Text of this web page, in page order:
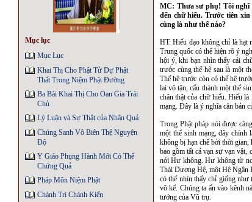
Mục lục
Mục Lục
Khai Thị Cho Phật Tử Dự Phật
Thất Trong Niệm Phật Ðường
Ba Bài Khai Thị Cho Oan Gia Trái
Chủ
Lý Luận và Sự Thật của Nhân Quả
Chúng Sanh Vô Biên Thệ Nguyện
Độ
Y Giáo Phụng Hành Mới Có Thể
Chứng Quả
Pháp Môn Niệm Phật
Chánh Tri Chánh Kiến
MC: Thưa sư phụ! Tôi nghĩ
đến chữ hiếu. Trước tiên
cùng là như thế nào?
HT: Hiếu đạo không chỉ là hạt
Trung quốc có thể hiện rõ ý
hội ý, khi bạn nhìn thấy cái
trước cùng thế hệ sau là một
Thế hệ trước còn có thế hệ
lai vô tận, cấu thành một thể
chân thật của chữ hiếu. Hiếu
mạng. Đây là ý nghĩa căn bản
Trong Phật pháp nói được
một thể sinh mạng, đây chính
không bị hạn chế bởi thời
bao gồm tất cả vạn sự vạn
nói Hư không. Hư không từ
Thái Dương Hệ, một Hệ Ngân
có thể nhìn thấy chỉ giống như
vô kể. Chúng ta ấn vào kênh
tướng của Vũ trụ.